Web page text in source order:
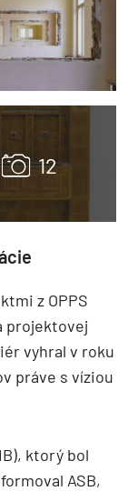
z OPPS
projektovej
vyhral v roku
práve s víziou
ktorý bol
ASB,